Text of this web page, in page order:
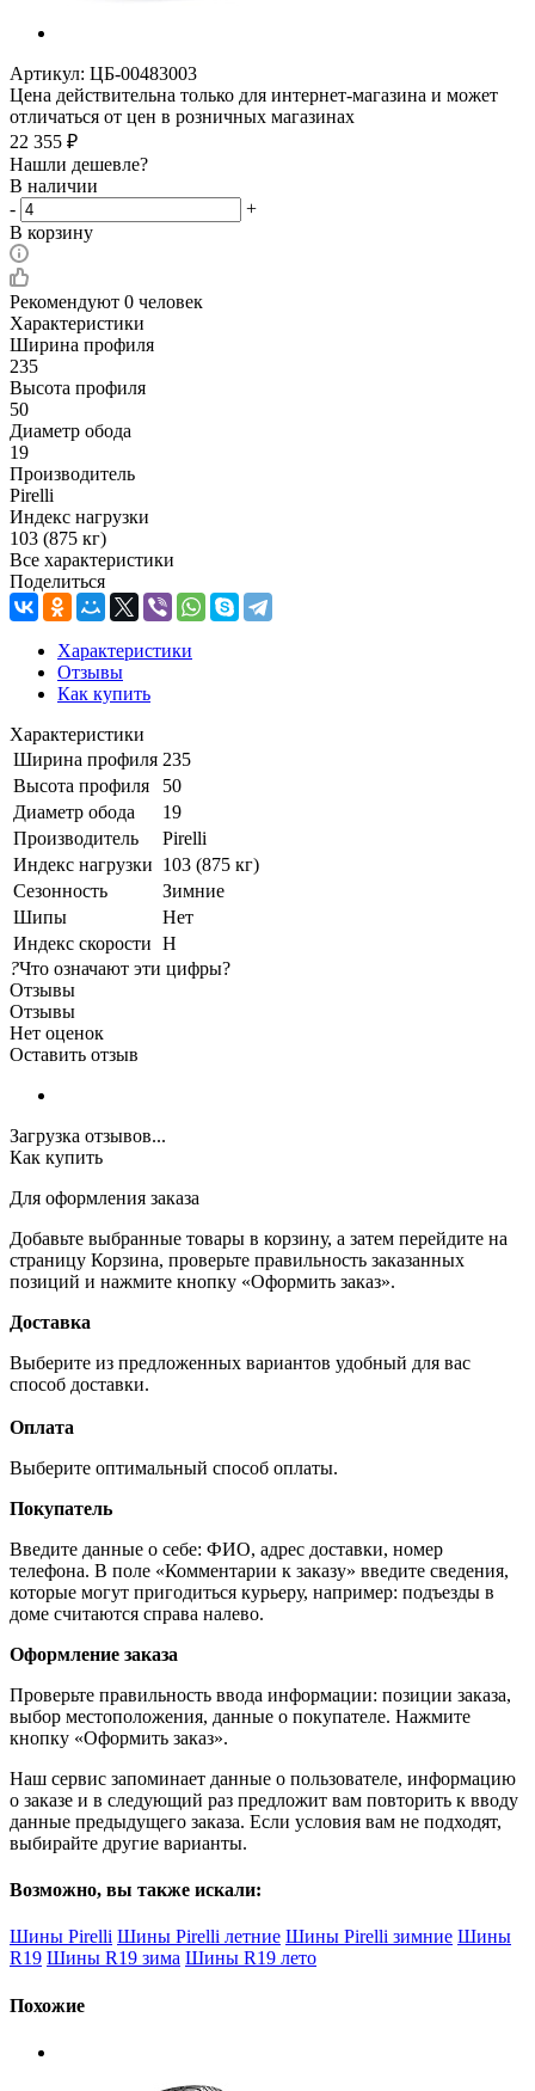
Артикул: ЦБ-00483003
Цена действительна только для интернет-магазина и может
отличаться от цен в розничных магазинах
22 355 ₽
Нашли дешевле?
В наличии
-
+
В корзину
Рекомендуют 0 человек
Характеристики
Ширина профиля
235
Высота профиля
50
Диаметр обода
19
Производитель
Pirelli
Индекс нагрузки
103 (875 кг)
Все характеристики
Поделиться
Характеристики
Отзывы
Как купить
Характеристики
Ширина профиля 235
Высота профиля
50
Диаметр обода
19
Производитель
Pirelli
Индекс нагрузки 103 (875 кг)
Сезонность
Зимние
Шипы
Нет
Индекс скорости H
?Что означают эти цифры?
Отзывы
Отзывы
Нет оценок
Оставить отзыв
Загрузка отзывов...
Как купить
Для оформления заказа
Добавьте выбранные товары в корзину, а затем перейдите на
страницу Корзина, проверьте правильность заказанных
позиций и нажмите кнопку «Оформить заказ».
Доставка
Выберите из предложенных вариантов удобный для вас
способ доставки.
Оплата
Выберите оптимальный способ оплаты.
Покупатель
Введите данные о себе: ФИО, адрес доставки, номер
телефона. В поле «Комментарии к заказу» введите сведения,
которые могут пригодиться курьеру, например: подъезды в
доме считаются справа налево.
Оформление заказа
Проверьте правильность ввода информации: позиции заказа,
выбор местоположения, данные о покупателе. Нажмите
кнопку «Оформить заказ».
Наш сервис запоминает данные о пользователе, информацию
о заказе и в следующий раз предложит вам повторить к вводу
данные предыдущего заказа. Если условия вам не подходят,
выбирайте другие варианты.
Возможно, вы также искали:
Шины Pirelli Шины Pirelli летние Шины Pirelli зимние Шины
R19 Шины R19 зима Шины R19 лето
Похожие